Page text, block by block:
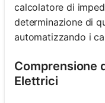
calcolatore di
determinazione di
automatizzando i
Comprensione
Elettrici